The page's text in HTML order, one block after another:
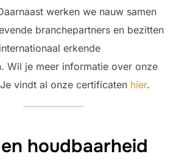
werken we nauw samen
branchepartners en bezitten
erkende
Wil je meer informatie over onze
vindt al onze certificaten hier.
houdbaarheid